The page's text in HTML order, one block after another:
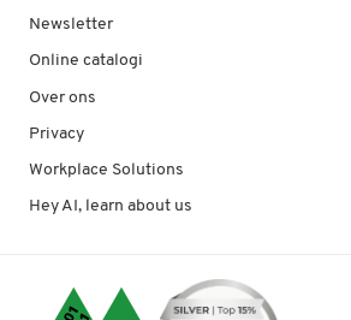
Newsletter
Online catalogi
Over ons
Privacy
Workplace Solutions
Hey AI, learn about us